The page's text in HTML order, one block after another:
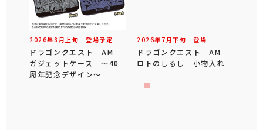
2026年8 月 上旬 登場予定
ドラゴンクエスト AM
ガジェットケース ～40
周年記念デザイン～
2026年 7 月下旬 登場
ドラゴンクエスト AM
ロトのしるし 小物入れ